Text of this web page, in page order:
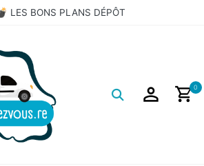
LES BONS PLANS DÉPÔT
0
×